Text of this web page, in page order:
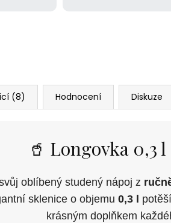
(8) Hodnocení Diskuze
🥤 Longovka 0,3
oblíbený studený nápoj z
sklenice o objemu 0,3 l
krásným doplňkem